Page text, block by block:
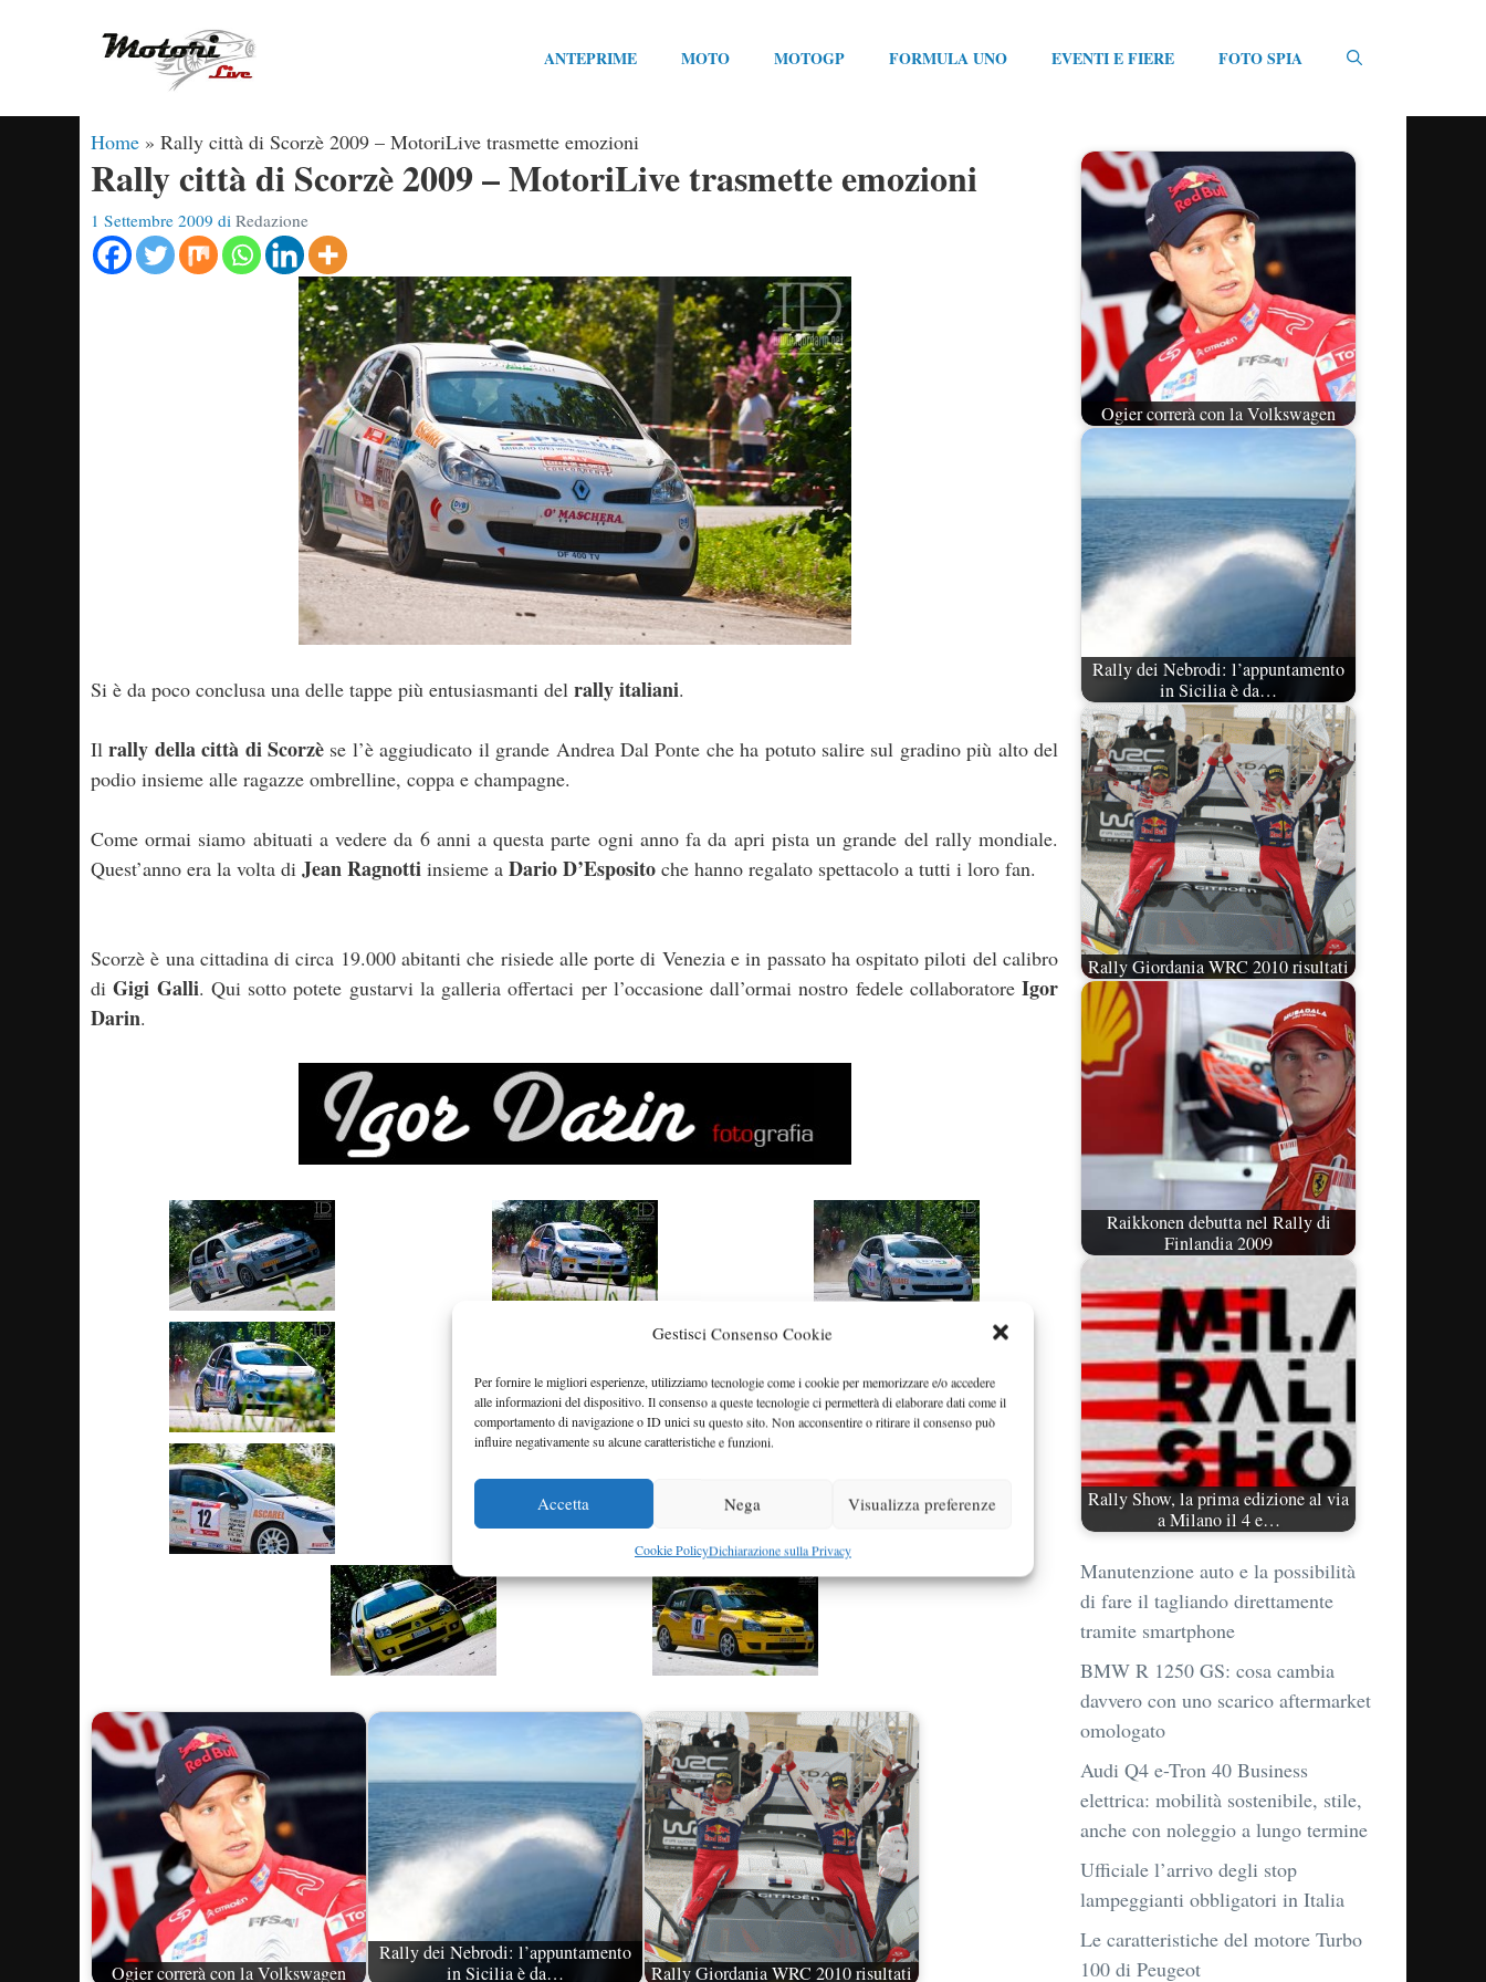
Gestisci Consenso Cookie
Per fornire le migliori esperienze, utilizziamo tecnologie come i cookie per memorizzare e/o accedere
alle informazioni del dispositivo. Il consenso a queste tecnologie ci permetterà di elaborare dati come il
comportamento di navigazione o ID unici su questo sito. Non acconsentire o ritirare il consenso può
influire negativamente su alcune caratteristiche e funzioni.
Accetta Nega Visualizza preferenze
Cookie PolicyDichiarazione sulla Privacy
ANTEPRIME MOTO MOTOGP FORMULA UNO EVENTI E FIERE FOTO SPIA
Home » Rally città di Scorzè 2009 – MotoriLive trasmette emozioni
Rally città di Scorzè 2009 – MotoriLive trasmette emozioni
1 Settembre 2009 di Redazione
Si è da poco conclusa una delle tappe più entusiasmanti del rally italiani.
Ilrally della città di Scorzè se l’è aggiudicato il grande Andrea Dal Ponte che ha potuto salire sul gradino più alto del
podio insieme alle ragazze ombrelline, coppa e champagne.
Come ormai siamo abituati a vedere da 6 anni a questa parte ogni anno fa da apri pista un grande del rally mondiale.
Quest’anno era la volta di Jean Ragnotti insieme a Dario D’Esposito che hanno regalato spettacolo a tutti i loro fan.
Scorzè è una cittadina di circa 19.000 abitanti che risiede alle porte di Venezia e in passato ha ospitato piloti del calibro
diGigi Galli. Qui sotto potete gustarvi la galleria offertaci per l’occasione dall’ormai nostro fedele collaboratore Igor
Darin.
Ogier correrà con la Volkswagen
Rally dei Nebrodi: l’appuntamento
in Sicilia è da…
Rally Giordania WRC 2010 risultati
Ogier correrà con la Volkswagen
Rally dei Nebrodi: l’appuntamento
in Sicilia è da…
Rally Giordania WRC 2010 risultati
Raikkonen debutta nel Rally di
Finlandia 2009
Rally Show, la prima edizione al via
a Milano il 4 e…
Manutenzione auto e la possibilità
di fare il tagliando direttamente
tramite smartphone
BMW R 1250 GS: cosa cambia
davvero con uno scarico aftermarket
omologato
Audi Q4 e-Tron 40 Business
elettrica: mobilità sostenibile, stile,
anche con noleggio a lungo termine
Ufficiale l’arrivo degli stop
lampeggianti obbligatori in Italia
Le caratteristiche del motore Turbo
100 di Peugeot